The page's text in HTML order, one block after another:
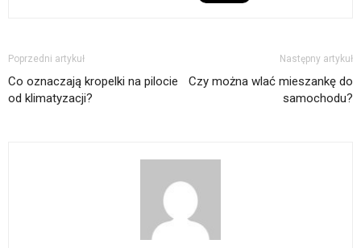
Poprzedni artykuł
Co oznaczają kropelki na pilocie
od klimatyzacji?
Następny artykuł
Czy można wlać mieszankę do
samochodu?